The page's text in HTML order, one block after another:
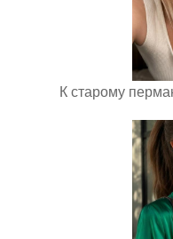
К старому